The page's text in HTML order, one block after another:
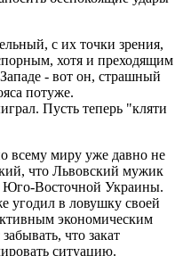
с их точки зрения,
хотя и преходящим
- вот он, страшный
потуже.
Пусть теперь "кляти
всему миру уже давно не
что Львовский мужик
Юго-Восточной Украины.
угодил в ловушку своей
экономическим
что закат
ситуацию.